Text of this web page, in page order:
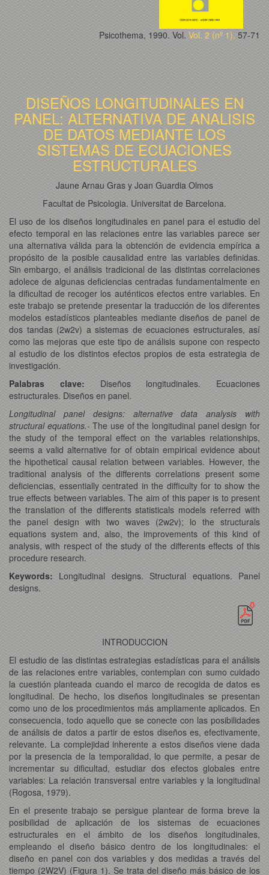
Psicothema, 1990. Vol. Vol. 2 (nº 1). 57-71
DISEÑOS LONGITUDINALES EN
PANEL: ALTERNATIVA DE ANALISIS
DE DATOS MEDIANTE LOS
SISTEMAS DE ECUACIONES
ESTRUCTURALES
Jaune Arnau Gras y Joan Guardia Olmos
Facultat de Psicologia. Universitat de Barcelona.
El uso de los diseños longitudinales en panel para el estudio del
efecto temporal en las relaciones entre las variables parece ser
una alternativa válida para la obtención de evidencia empírica a
propósito de la posible causalidad entre las variables definidas.
Sin embargo, el análisis tradicional de las distintas correlaciones
adolece de algunas deficiencias centradas fundamentalmente en
la dificultad de recoger los auténticos efectos entre variables. En
este trabajo se pretende presentar la traducción de los diferentes
modelos estadísticos planteables mediante diseños de panel de
dos tandas (2w2v) a sistemas de ecuaciones estructurales, así
como las mejoras que este tipo de análisis supone con respecto
al estudio de los distintos efectos propios de esta estrategia de
investigación.
Palabras clave: Diseños longitudinales. Ecuaciones
estructurales. Diseños en panel.
Longitudinal panel designs: alternative data analysis with
structural equations.- The use of the longitudinal panel design for
the study of the temporal effect on the variables relationships,
seems a valid alternative for of obtain empirical evidence about
the hipothetical causal relation between variables. However, the
traditional analysis of the differents correlations present some
deficiencias, essentially centrated in the difficulty for to show the
true effects between variables. The aim of this paper is to present
the translation of the differents statisticals models referred with
the panel design with two waves (2w2v); lo the structurals
equations system and, also, the improvements of this kind of
analysis, with respect of the study of the differents effects of this
procedure research.
Keywords: Longitudinal designs. Structural equations. Panel
designs.
INTRODUCCION
El estudio de las distintas estrategias estadísticas para el análisis
de las relaciones entre variables, contemplan con sumo cuidado
la cuestión planteada cuando el marco de recogida de datos es
longitudinal. De hecho, los diseños longitudinales se presentan
como uno de los procedimientos más ampliamente aplicados. En
consecuencia, todo aquello que se conecte con las posibilidades
de análisis de datos a partir de estos diseños es, efectivamente,
relevante. La complejidad inherente a estos diseños viene dada
por la presencia de la temporalidad, lo que permite, a pesar de
incrementar su dificultad, estudiar dos efectos globales entre
variables: La relación transversal entre variables y la longitudinal
(Rogosa, 1979).
En el presente trabajo se persigue plantear de forma breve la
posibilidad de aplicación de los sistemas de ecuaciones
estructurales en el ámbito de los diseños longitudinales,
empleando el diseño básico dentro de los longitudinales: el
diseño en panel con dos variables y dos medidas a través del
tiempo (2W2V) (Figura 1). Se trata del diseño más básico de los